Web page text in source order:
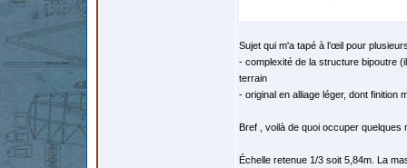
Sujet qui m'a tapé à l’œil pour
- complexité de la structure bipoutre
terrain
- original en alliage léger, dont finition
Bref , voilà de quoi occuper quelques
Échelle retenue 1/3 soit 5,84m. La